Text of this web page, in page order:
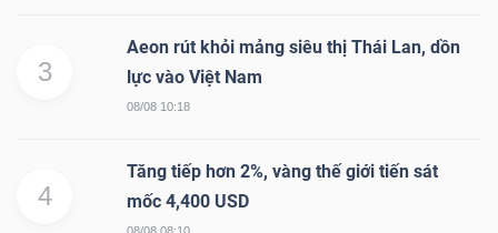
3
Aeon rút khỏi mảng siêu thị Thái Lan, dồn
lực vào Việt Nam
08/08 10:18
4
Tăng tiếp hơn 2%, vàng thế giới tiến sát
mốc 4,400 USD